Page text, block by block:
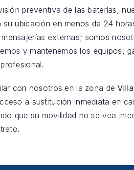
preventiva de las baterías,
ubicación en menos de 24
externas; somos
y mantenemos los equipos,
con nosotros en la zona de
a sustitución inmediata en
que su movilidad no se vea